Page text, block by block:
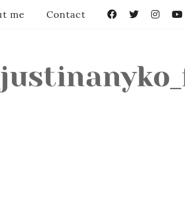
me Contact FacebookTwitter